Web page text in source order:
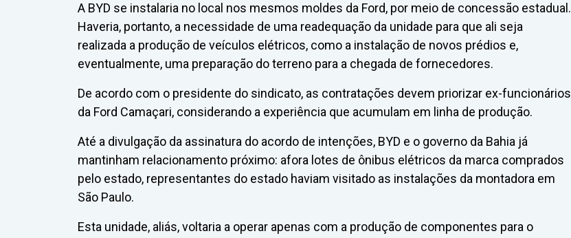
A BYD se instalaria no local nos mesmos moldes da Ford, por meio de concessão estadual.
Haveria, portanto, a necessidade de uma readequação da unidade para que ali seja
realizada a produção de veículos elétricos, como a instalação de novos prédios e,
eventualmente, uma preparação do terreno para a chegada de fornecedores.
De acordo com o presidente do sindicato, as contratações devem priorizar ex-funcionários
da Ford Camaçari, considerando a experiência que acumulam em linha de produção.
Até a divulgação da assinatura do acordo de intenções, BYD e o governo da Bahia já
mantinham relacionamento próximo: afora lotes de ônibus elétricos da marca comprados
pelo estado, representantes do estado haviam visitado as instalações da montadora em
São Paulo.
Esta unidade, aliás, voltaria a operar apenas com a produção de componentes para o